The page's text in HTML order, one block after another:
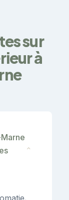
sur
à
⌄